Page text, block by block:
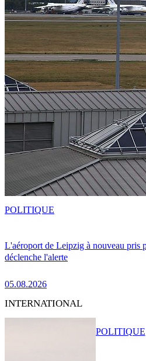
L'aéroport de Leipzig à nouveau pris
déclenche l'alerte
05.08.2026
POLITIQUE
INTERNATIONAL
POLITIQUE